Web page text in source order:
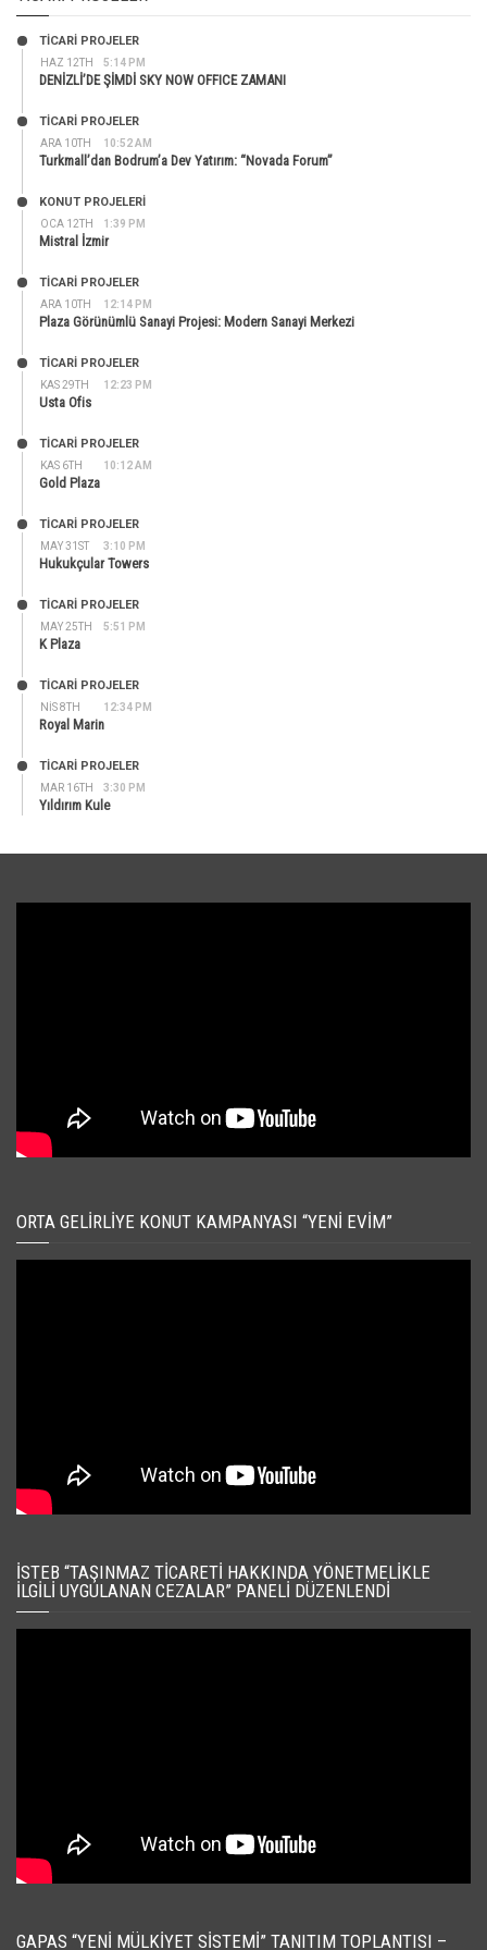
HAZ 12TH 5:14 PM
TİCARİ PROJELER
DENİZLİ’DE ŞİMDİ SKY NOW OFFICE ZAMANI
ARA 10TH 10:52 AM
TİCARİ PROJELER
Turkmall’dan Bodrum’a Dev Yatırım: “Novada Forum”
OCA 12TH 1:39 PM
KONUT PROJELERI
Mistral İzmir
ARA 10TH 12:14 PM
TİCARİ PROJELER
Plaza Görünümlü Sanayi Projesi: Modern Sanayi Merkezi
KAS 29TH 12:23 PM
TİCARİ PROJELER
Usta Ofis
KAS 6TH 10:12 AM
TİCARİ PROJELER
Gold Plaza
MAY 31ST 3:10 PM
TİCARİ PROJELER
Hukukçular Towers
MAY 25TH 5:51 PM
TİCARİ PROJELER
K Plaza
NIS 8TH 12:34 PM
TİCARİ PROJELER
Royal Marin
MAR 16TH 3:30 PM
TİCARİ PROJELER
Yıldırım Kule
ORTA GELIRLIYE KONUT KAMPANYASI “YENI EVIM”
İSTEB “TAŞINMAZ TICARETI HAKKINDA YÖNETMELIKLE
İLGILI UYGULANAN CEZALAR” PANELI DÜZENLENDI
GAPAS “YENI MÜLKIYET SISTEMI” TANITIM TOPLANTISI –